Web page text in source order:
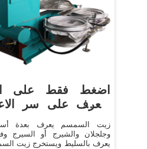
اضغط فقط على
وتعرف على سر
زيت السمسم يعرف بعدة
وجلجلان والشيرج أو السيرج
يعرف بالسليط ويستخرج زيت